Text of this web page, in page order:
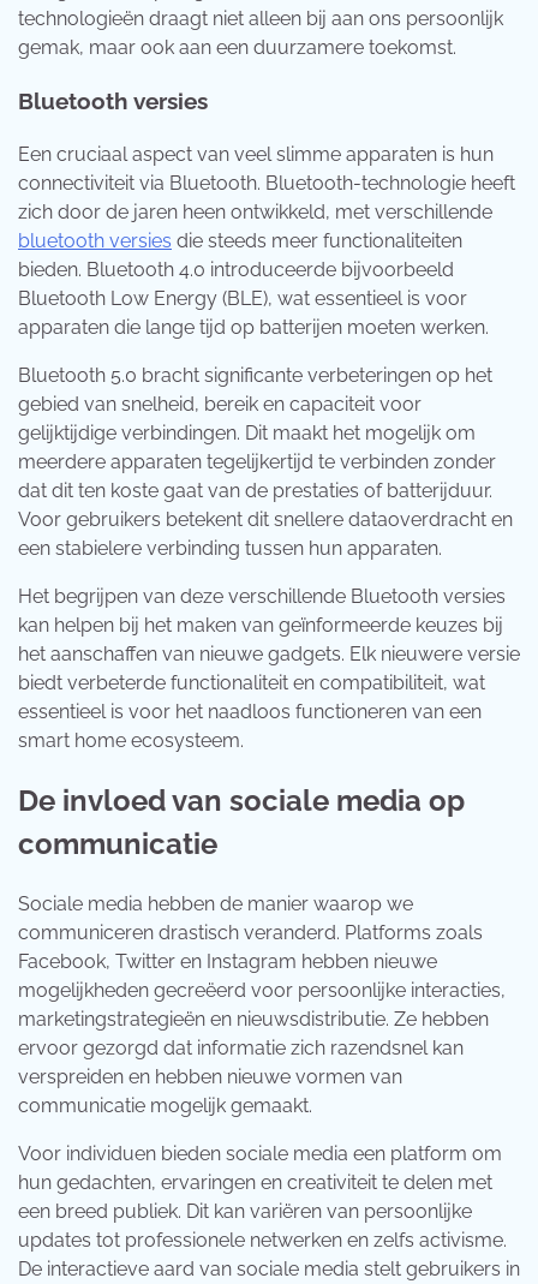
technologieën draagt niet alleen bij aan ons persoonlijk
gemak, maar ook aan een duurzamere toekomst.
Bluetooth versies
Een cruciaal aspect van veel slimme apparaten is hun
connectiviteit via Bluetooth. Bluetooth-technologie heeft
zich door de jaren heen ontwikkeld, met verschillende
bluetooth versies die steeds meer functionaliteiten
bieden. Bluetooth 4.0 introduceerde bijvoorbeeld
Bluetooth Low Energy (BLE), wat essentieel is voor
apparaten die lange tijd op batterijen moeten werken.
Bluetooth 5.0 bracht significante verbeteringen op het
gebied van snelheid, bereik en capaciteit voor
gelijktijdige verbindingen. Dit maakt het mogelijk om
meerdere apparaten tegelijkertijd te verbinden zonder
dat dit ten koste gaat van de prestaties of batterijduur.
Voor gebruikers betekent dit snellere dataoverdracht en
een stabielere verbinding tussen hun apparaten.
Het begrijpen van deze verschillende Bluetooth versies
kan helpen bij het maken van geïnformeerde keuzes bij
het aanschaffen van nieuwe gadgets. Elk nieuwere versie
biedt verbeterde functionaliteit en compatibiliteit, wat
essentieel is voor het naadloos functioneren van een
smart home ecosysteem.
De invloed van sociale media op
communicatie
Sociale media hebben de manier waarop we
communiceren drastisch veranderd. Platforms zoals
Facebook, Twitter en Instagram hebben nieuwe
mogelijkheden gecreëerd voor persoonlijke interacties,
marketingstrategieën en nieuwsdistributie. Ze hebben
ervoor gezorgd dat informatie zich razendsnel kan
verspreiden en hebben nieuwe vormen van
communicatie mogelijk gemaakt.
Voor individuen bieden sociale media een platform om
hun gedachten, ervaringen en creativiteit te delen met
een breed publiek. Dit kan variëren van persoonlijke
updates tot professionele netwerken en zelfs activisme.
De interactieve aard van sociale media stelt gebruikers in